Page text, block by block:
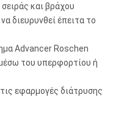
και βράχου
διευρυνθεί έπειτα το
Advancer Roschen
του υπερφορτίου ή
τις εφαρμογές διάτρυσης